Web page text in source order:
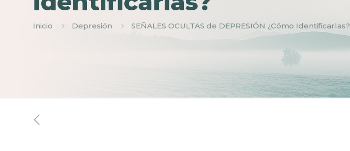
Inicio Depresión SEÑALES OCULTAS de DEPRESIÓN ¿Cómo Identificarlas?